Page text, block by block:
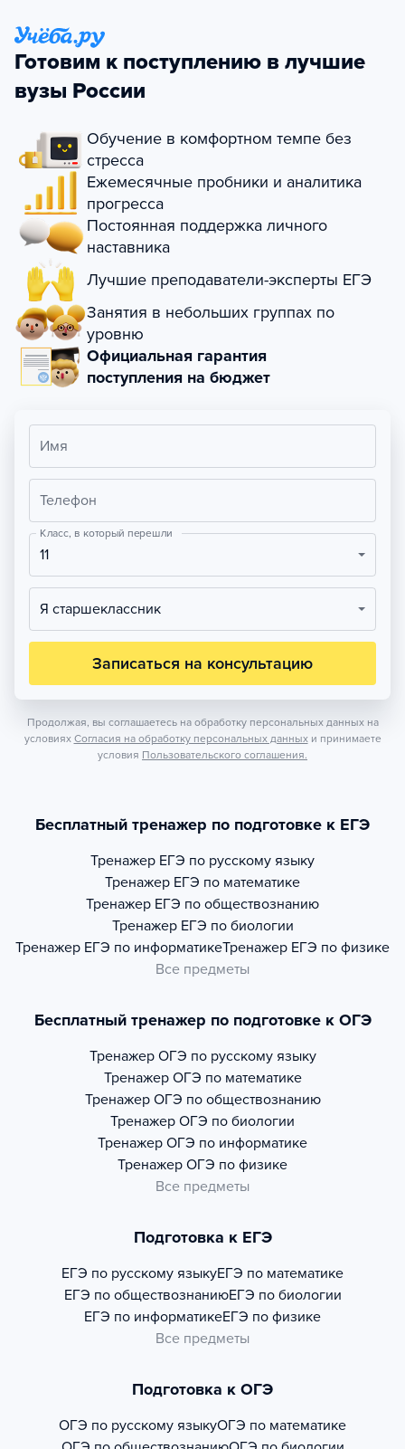
Готовим к поступлению в лучшие
вузы России
Обучение в комфортном темпе без
стресса
Ежемесячные пробники и аналитика
прогресса
Постоянная поддержка личного
наставника
Лучшие преподаватели-эксперты ЕГЭ
Занятия в небольших группах по
уровню
Официальная гарантия
поступления на бюджет
Имя
Телефон
Класс, в который перешли
11
Я старшеклассник
Записаться на консультацию
Продолжая, вы соглашаетесь на обработку персональных данных на
условиях Согласия на обработку персональных данных и принимаете
условия Пользовательского соглашения.
Бесплатный тренажер по подготовке к ЕГЭ
Тренажер ЕГЭ по русскому языку
Тренажер ЕГЭ по математике
Тренажер ЕГЭ по обществознанию
Тренажер ЕГЭ по биологии
Тренажер ЕГЭ по информатикеТренажер ЕГЭ по физике
Все предметы
Бесплатный тренажер по подготовке к ОГЭ
Тренажер ОГЭ по русскому языку
Тренажер ОГЭ по математике
Тренажер ОГЭ по обществознанию
Тренажер ОГЭ по биологии
Тренажер ОГЭ по информатике
Тренажер ОГЭ по физике
Все предметы
Подготовка к ЕГЭ
ЕГЭ по русскому языкуЕГЭ по математике
ЕГЭ по обществознаниюЕГЭ по биологии
ЕГЭ по информатикеЕГЭ по физике
Все предметы
Подготовка к ОГЭ
ОГЭ по русскому языкуОГЭ по математике